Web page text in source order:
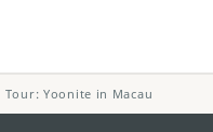
Tour: Yoonite in Macau